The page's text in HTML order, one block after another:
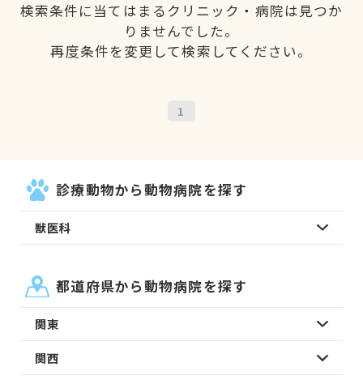
検索条件に当てはまるクリニック・病院は見つか
りませんでした。
再度条件を変更して検索してください。
1
診療動物から動物病院を探す
獣医科
都道府県から動物病院を探す
関東
関西